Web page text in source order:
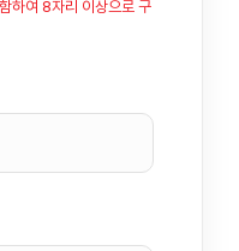
하여 8자리 이상으로 구